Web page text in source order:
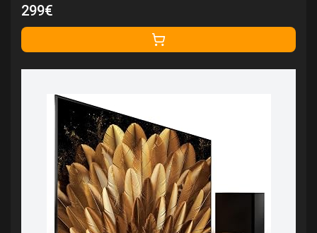
pour Home Cinema, BT 5.4, HDMI eARC, Skywave F40
Boom
299€